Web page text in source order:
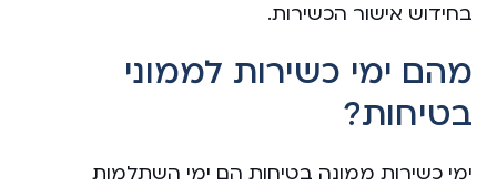
בחידוש אישור הכשירות.
מהם ימי כשירות לממוני
בטיחות?
ימי כשירות ממונה בטיחות הם ימי השתלמות